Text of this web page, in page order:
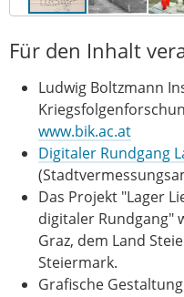
Für den Inhalt
Ludwig Boltzmann
www.bik.ac.at
Digitaler Rundgang
Das Projekt "Lager
digitaler Rundgang"
Graz, dem Land
Steiermark.
Grafische